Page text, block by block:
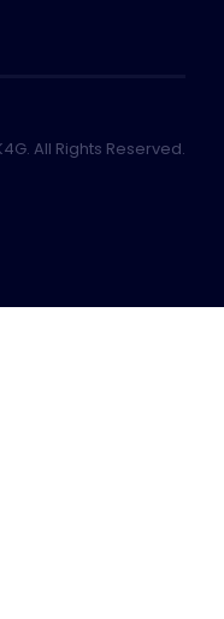
All Rights Reserved.